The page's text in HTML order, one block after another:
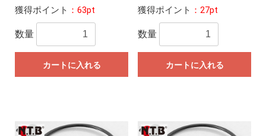
獲得ポイント ：63pt
数量
カートに入れる
獲得ポイント ：27pt
数量
カートに入れる